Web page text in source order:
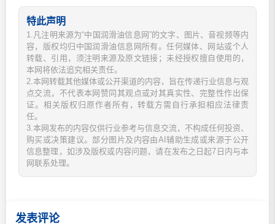
特此声明
1.凡注明来源为“中国润滑油信息网”的文字、图片、音视频等内
容，版权均归中国润滑油信息网所有。任何媒体、网站或个人
转载、引用，须注明来源及原文链接；未经授权擅自使用的，
本网将依法追究相关责任。
2.本网转载其他媒体或公开渠道的内容，旨在传递行业信息与观
点交流，不代表本网赞同其观点或对其真实性、完整性作出保
证。相关版权归原作者所有，转载方需自行承担相应法律责
任。
3.本网发布的内容仅供行业参考与信息交流，不构成任何投资、
购买或决策建议。部分图片及内容由AI辅助生成或来源于公开
信息整理，如涉及版权或内容问题，请在发布之日起7日内与本
网联系处理。
发表评论